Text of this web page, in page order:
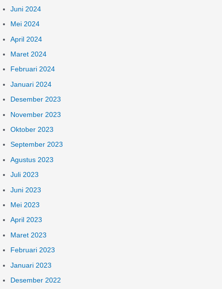
Juni 2024
Mei 2024
April 2024
Maret 2024
Februari 2024
Januari 2024
Desember 2023
November 2023
Oktober 2023
September 2023
Agustus 2023
Juli 2023
Juni 2023
Mei 2023
April 2023
Maret 2023
Februari 2023
Januari 2023
Desember 2022